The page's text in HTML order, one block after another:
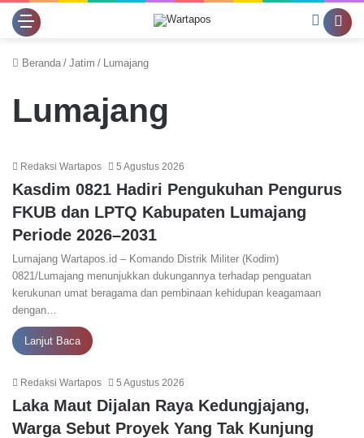
Switch
Beranda / Jatim / Lumajang
Lumajang
Redaksi Wartapos 5 Agustus 2026
Kasdim 0821 Hadiri Pengukuhan Pengurus
FKUB dan LPTQ Kabupaten Lumajang
Periode 2026–2031
Lumajang Wartapos.id – Komando Distrik Militer (Kodim)
0821/Lumajang menunjukkan dukungannya terhadap penguatan
kerukunan umat beragama dan pembinaan kehidupan keagamaan
dengan…
Lanjut Baca
Redaksi Wartapos 5 Agustus 2026
Laka Maut Dijalan Raya Kedungjajang,
Warga Sebut Proyek Yang Tak Kunjung